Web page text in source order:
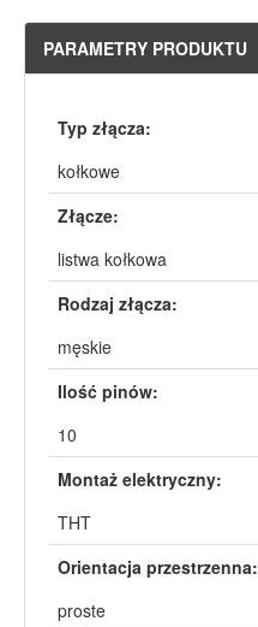
PARAMETRY PRODUKTU
Typ złącza:
kołkowe
Złącze:
listwa kołkowa
Rodzaj złącza:
męskie
Ilość pinów:
10
Montaż elektryczny:
THT
Orientacja przestrzenna:
proste